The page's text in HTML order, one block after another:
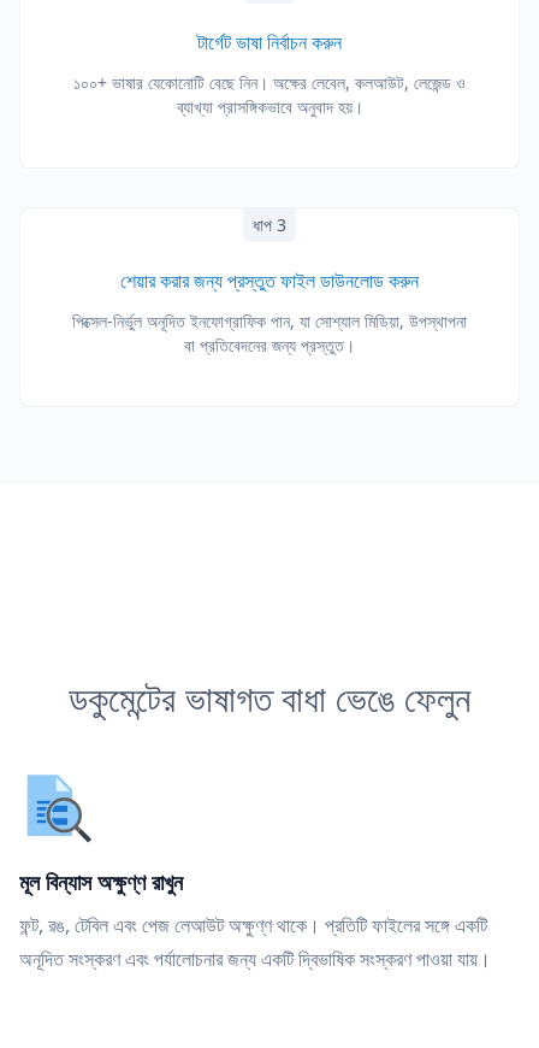
টার্গেট ভাষা নির্বাচন করুন
১০০+ ভাষার যেকোনোটি বেছে নিন। অক্ষের লেবেল, কলআউট, লেজেন্ড ও
ব্যাখ্যা প্রাসঙ্গিকভাবে অনুবাদ হয়।
ধাপ 3
শেয়ার করার জন্য প্রস্তুত ফাইল ডাউনলোড করুন
পিক্সেল-নির্ভুল অনূদিত ইনফোগ্রাফিক পান, যা সোশ্যাল মিডিয়া, উপস্থাপনা
বা প্রতিবেদনের জন্য প্রস্তুত।
ডকুমেন্টের ভাষাগত বাধা ভেঙে ফেলুন
মূল বিন্যাস অক্ষুণ্ণ রাখুন
ফন্ট, রঙ, টেবিল এবং পেজ লেআউট অক্ষুণ্ণ থাকে। প্রতিটি ফাইলের সঙ্গে একটি
অনূদিত সংস্করণ এবং পর্যালোচনার জন্য একটি দ্বিভাষিক সংস্করণ পাওয়া যায়।